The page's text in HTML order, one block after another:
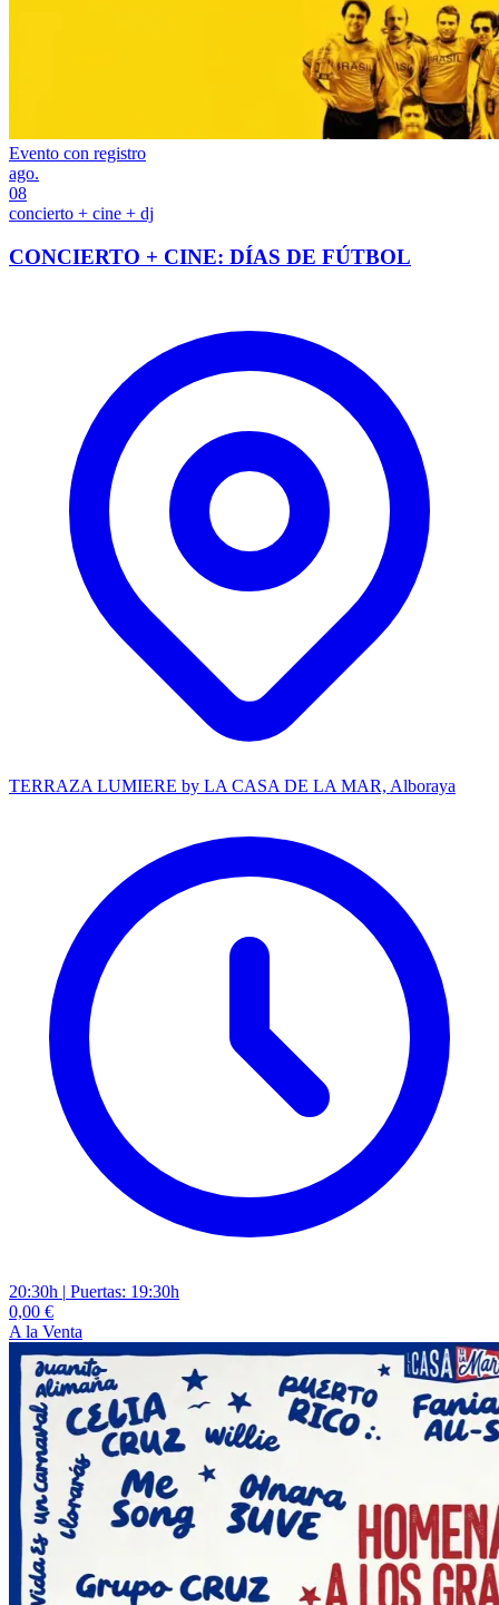
Evento con registro
ago.
08
concierto + cine + dj
CONCIERTO + CINE: DÍAS DE FÚTBOL
TERRAZA LUMIERE by LA CASA DE LA MAR, Alboraya
20:30h | Puertas: 19:30h
0,00 €
A la Venta